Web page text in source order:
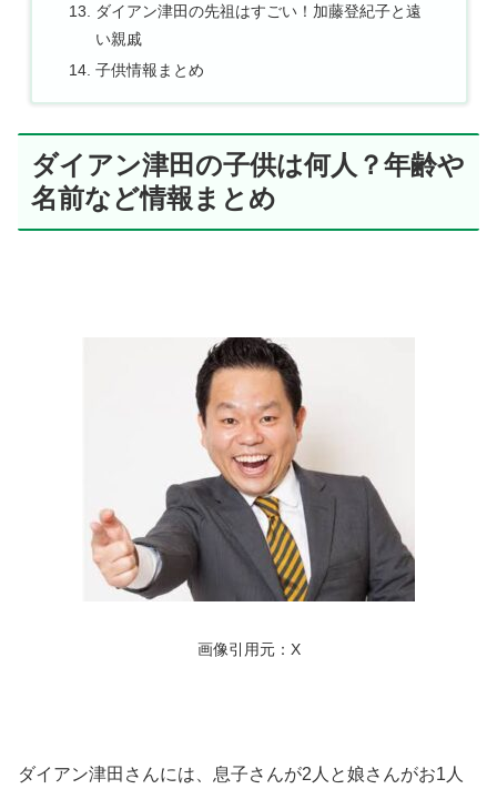
ダイアン津田の先祖はすごい！加藤登紀子と遠
い親戚
子供情報まとめ
ダイアン津田の子供は何人？年齢や
名前など情報まとめ
画像引用元：X
ダイアン津田さんには、息子さんが2人と娘さんがお1人